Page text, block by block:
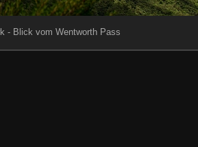
- Blick vom Wentworth Pass